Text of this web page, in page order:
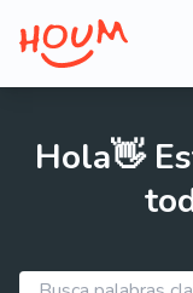
Hola👋